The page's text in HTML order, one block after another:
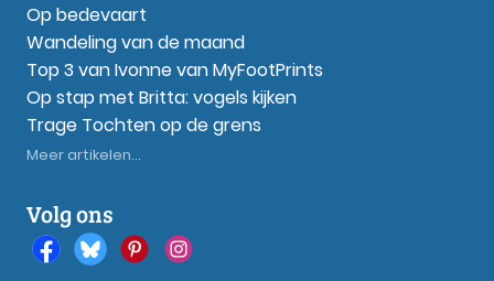
Op bedevaart
Wandeling van de maand
Top 3 van Ivonne van MyFootPrints
Op stap met Britta: vogels kijken
Trage Tochten op de grens
Meer artikelen...
Volg ons